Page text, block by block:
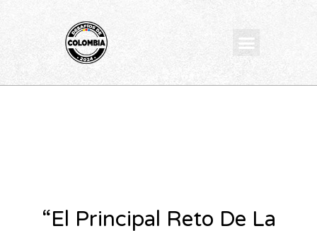
Menu
“El Principal Reto De La